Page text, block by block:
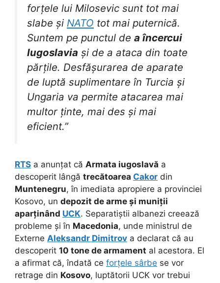
forțele lui Milosevic sunt tot mai
slabe și NATO tot mai puternică.
Suntem pe punctul de a încercui
Iugoslavia și de a ataca din toate
părțile. Desfășurarea de aparate
de luptă suplimentare în Turcia și
Ungaria va permite atacarea mai
multor ținte, mai des și mai
eficient.”
RTS a anunțat că Armata iugoslavă a
descoperit lângă trecătoarea Cakor din
Muntenegru, în imediata apropiere a provinciei
Kosovo, un depozit de arme și muniții
aparținând UCK. Separatiștii albanezi creează
probleme și în Macedonia, unde ministrul de
Externe Aleksandr Dimitrov a declarat că au
descoperit 10 tone de armament al acestora. El
a afirmat că, îndată ce forțele sârbe se vor
retrage din Kosovo, luptătorii UCK vor trebui